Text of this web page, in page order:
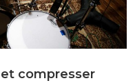
compresser